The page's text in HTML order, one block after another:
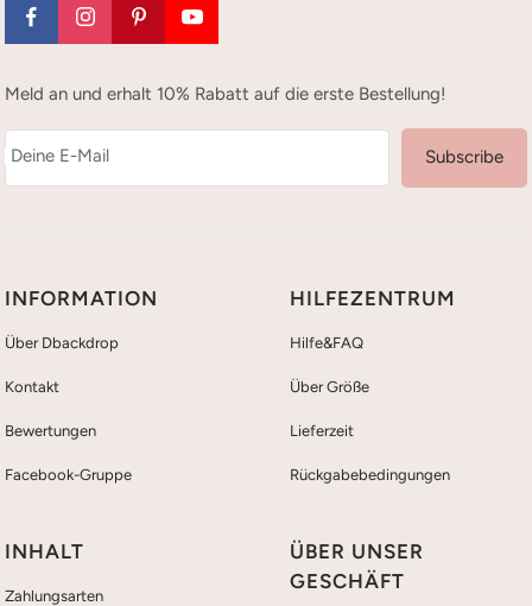
Meld an und erhalt 10% Rabatt auf die erste Bestellung!
Deine E-Mail Subscribe
INFORMATION
Über Dbackdrop
Kontakt
Bewertungen
Facebook-Gruppe
HILFEZENTRUM
Hilfe&FAQ
Über Größe
Lieferzeit
Rückgabebedingungen
INHALT
Zahlungsarten
ÜBER UNSER
GESCHÄFT